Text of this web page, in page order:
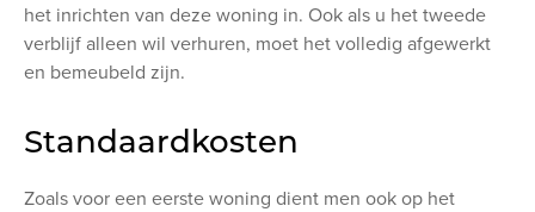
het inrichten van deze woning in. Ook als u het tweede
verblijf alleen wil verhuren, moet het volledig afgewerkt
en bemeubeld zijn.
Standaardkosten
Zoals voor een eerste woning dient men ook op het